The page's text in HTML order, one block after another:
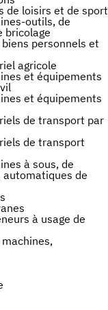
de loisirs et de sport
outils, de
bricolage
personnels et
agricole
et équipements
et équipements
de transport par
de transport
à sous, de
automatiques de
à usage de